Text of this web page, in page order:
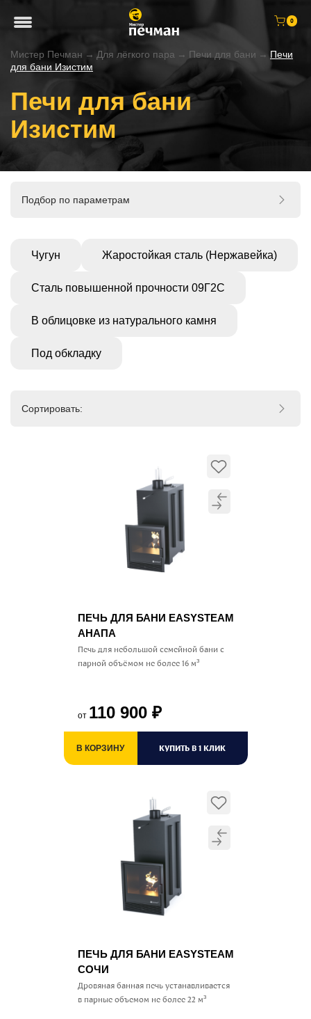
0
Мистер Печман → Для лёгкого пара → Печи для бани → Печи
для бани Изистим
Печи для бани
Изистим
Подбор по параметрам
Чугун Жаростойкая сталь (Нержавейка)
Сталь повышенной прочности 09Г2С
В облицовке из натурального камня
Под обкладку
Сортировать:
ПЕЧЬ ДЛЯ БАНИ EASYSTEAM
АНАПА
Печь для небольшой семейной бани c
парной объёмом не более 16 м³
от 110 900 ₽
В КОРЗИНУ КУПИТЬ В 1 КЛИК
ПЕЧЬ ДЛЯ БАНИ EASYSTEAM
СОЧИ
Дровяная банная печь устанавливается
в парные объемом не более 22 м³